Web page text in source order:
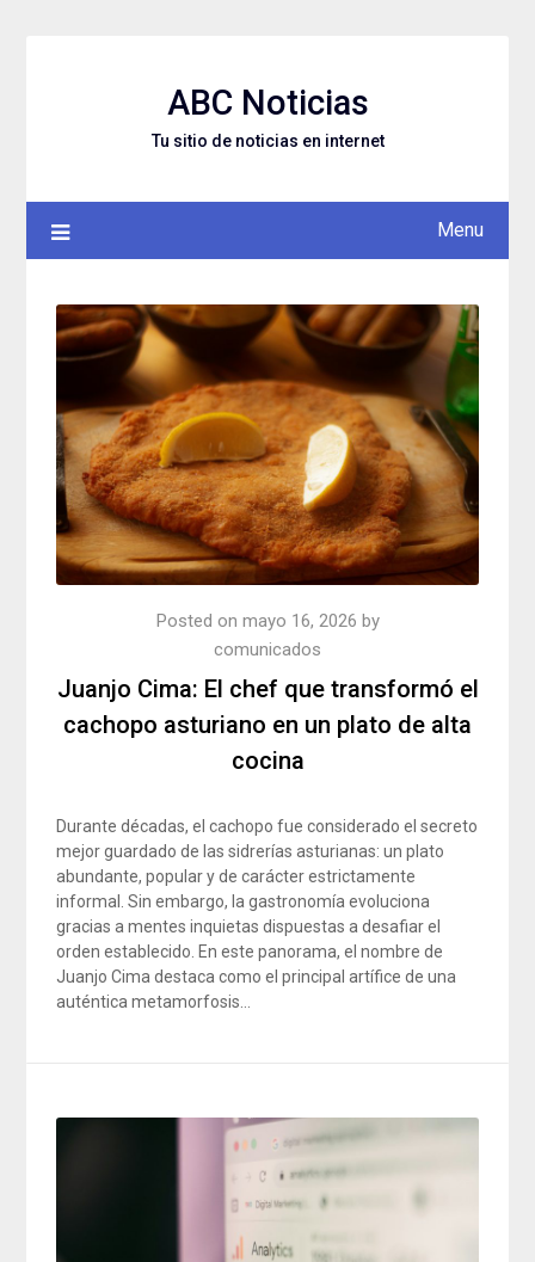
ABC Noticias
Tu sitio de noticias en internet
Menu
Juanjo Cima: El chef que transformó el
cachopo asturiano en un plato de alta
cocina
Posted on mayo 16, 2026 by
comunicados
Durante décadas, el cachopo fue considerado el secreto
mejor guardado de las sidrerías asturianas: un plato
abundante, popular y de carácter estrictamente
informal. Sin embargo, la gastronomía evoluciona
gracias a mentes inquietas dispuestas a desafiar el
orden establecido. En este panorama, el nombre de
Juanjo Cima destaca como el principal artífice de una
auténtica metamorfosis…